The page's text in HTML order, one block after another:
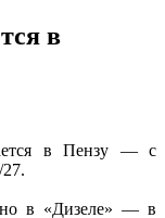
в
в Пензу — с
в «Дизеле» — в